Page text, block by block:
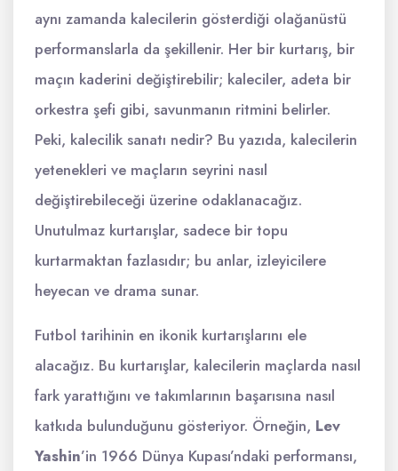
aynı zamanda kalecilerin gösterdiği olağanüstü
performanslarla da şekillenir. Her bir kurtarış, bir
maçın kaderini değiştirebilir; kaleciler, adeta bir
orkestra şefi gibi, savunmanın ritmini belirler.
Peki, kalecilik sanatı nedir? Bu yazıda, kalecilerin
yetenekleri ve maçların seyrini nasıl
değiştirebileceği üzerine odaklanacağız.
Unutulmaz kurtarışlar, sadece bir topu
kurtarmaktan fazlasıdır; bu anlar, izleyicilere
heyecan ve drama sunar.
Futbol tarihinin en ikonik kurtarışlarını ele
alacağız. Bu kurtarışlar, kalecilerin maçlarda nasıl
fark yarattığını ve takımlarının başarısına nasıl
katkıda bulunduğunu gösteriyor. Örneğin, Lev
Yashin’in 1966 Dünya Kupası’ndaki performansı,